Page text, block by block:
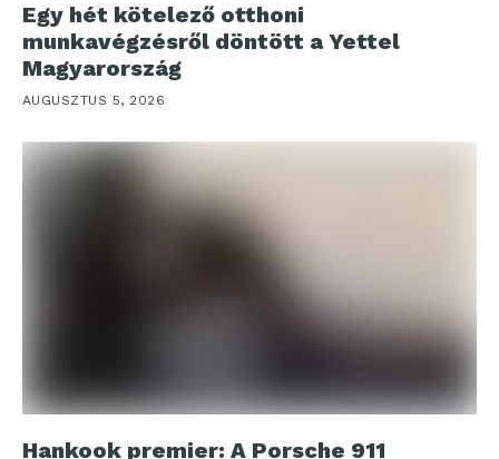
Egy hét kötelező otthoni
munkavégzésről döntött a Yettel
Magyarország
AUGUSZTUS 5, 2026
Hankook premier: A Porsche 911